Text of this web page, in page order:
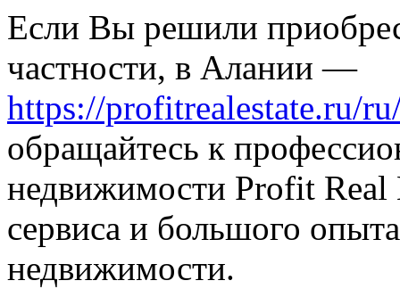
Если Вы решили
частности, в Алании —
https://profitrealestate.ru/
обращайтесь к
недвижимости Profit Real
сервиса и большого
недвижимости.